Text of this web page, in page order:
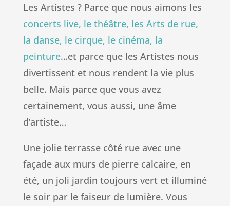
Les Artistes ? Parce que nous aimons les
concerts live, le théâtre, les Arts de rue,
la danse, le cirque, le cinéma, la
peinture…et parce que les Artistes nous
divertissent et nous rendent la vie plus
belle. Mais parce que vous avez
certainement, vous aussi, une âme
d’artiste…
Une jolie terrasse côté rue avec une
façade aux murs de pierre calcaire, en
été, un joli jardin toujours vert et illuminé
le soir par le faiseur de lumière. Vous